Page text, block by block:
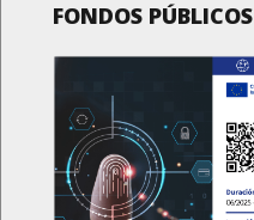
FONDOS PÚBLICOS